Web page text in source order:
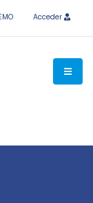
Acceder